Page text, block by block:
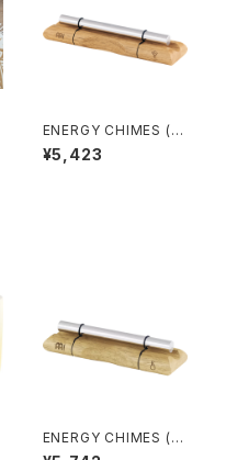
ENERGY CHIMES (エ
ナジーチャイム) Pluto
(冥王星)
¥5,423
ENERGY CHIMES (エ
ナジーチャイム) CHIR